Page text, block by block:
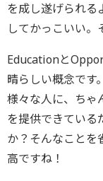
を成し遂げられる
してかっこいい。
Educationと
晴らしい概念です
様々な人に、ち
を提供できている
か？そんなことを
高ですね！